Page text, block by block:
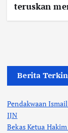
teruskan
Berita
Pendakwaan
IJN
Bekas Ketua